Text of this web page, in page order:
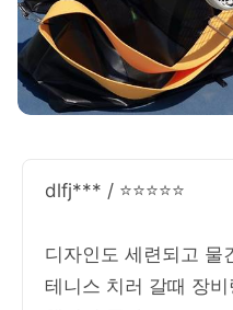
dlfj*** / ⭐⭐⭐⭐⭐
디자인도 세련되고 물
테니스 치러 갈때 장